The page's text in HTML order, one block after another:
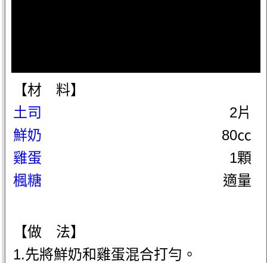
【材 料】
土司
2片
鮮奶
80㏄
雞蛋
1顆
楓糖
適量
【做 法】
1.先將鮮奶和雞蛋混合打勻。